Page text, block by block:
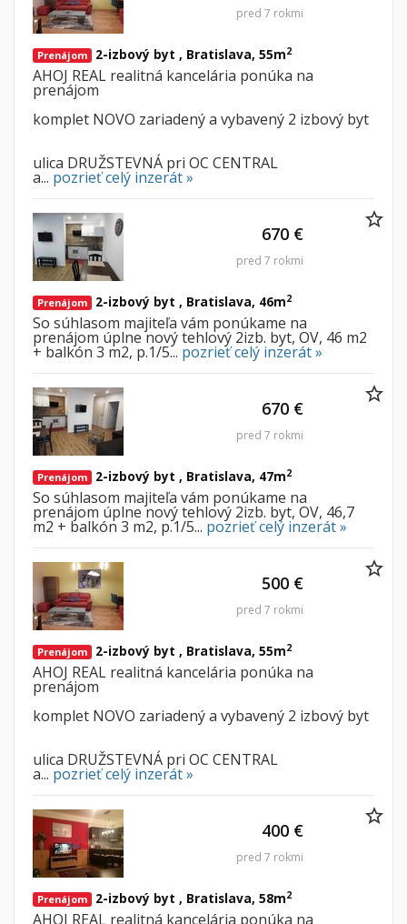
Prenájom 2-izbový byt , Bratislava, 55m2
AHOJ REAL realitná kancelária ponúka na
prenájom
komplet NOVO zariadený a vybavený 2 izbový byt
ulica DRUŽSTEVNÁ pri OC CENTRAL
a... pozrieť celý inzerát »
pred 7 rokmi
Prenájom 2-izbový byt , Bratislava, 46m2
So súhlasom majiteľa vám ponúkame na
prenájom úplne nový tehlový 2izb. byt, OV, 46 m2
+ balkón 3 m2, p.1/5... pozrieť celý inzerát »
670 €
pred 7 rokmi
Prenájom 2-izbový byt , Bratislava, 47m2
So súhlasom majiteľa vám ponúkame na
prenájom úplne nový tehlový 2izb. byt, OV, 46,7
m2 + balkón 3 m2, p.1/5... pozrieť celý inzerát »
670 €
pred 7 rokmi
Prenájom 2-izbový byt , Bratislava, 55m2
AHOJ REAL realitná kancelária ponúka na
prenájom
komplet NOVO zariadený a vybavený 2 izbový byt
ulica DRUŽSTEVNÁ pri OC CENTRAL
a... pozrieť celý inzerát »
500 €
pred 7 rokmi
Prenájom 2-izbový byt , Bratislava, 58m2
AHOJ REAL realitná kancelária ponúka na
400 €
pred 7 rokmi